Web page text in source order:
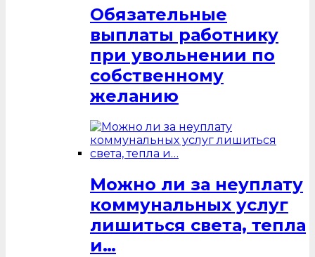
Обязательные
выплаты работнику
при увольнении по
собственному
желанию
Можно ли за неуплату
коммунальных услуг
лишиться света, тепла
и…